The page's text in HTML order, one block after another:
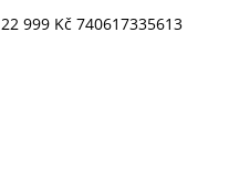
22 999 Kč 740617335613